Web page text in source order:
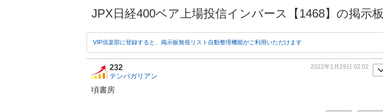
JPX日経400ベア上場投信インバース【1468】の掲示板
VIP倶楽部に登録すると、掲示板無視リスト自動整理機能がご利用いただけます
232
テンバガリアン
2022年1月29日 02:02
頃書房